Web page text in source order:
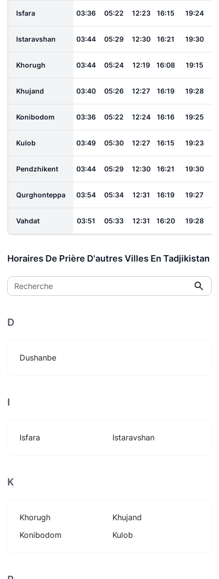
Isfara 03:36 05:22 12:23 16:15 19:24
Istaravshan 03:44 05:29 12:30 16:21 19:30
Khorugh 03:44 05:24 12:19 16:08 19:15
Khujand 03:40 05:26 12:27 16:19 19:28
Konibodom 03:36 05:22 12:24 16:16 19:25
Kulob 03:49 05:30 12:27 16:15 19:23
Pendzhikent 03:44 05:29 12:30 16:21 19:30
Qurghonteppa 03:54 05:34 12:31 16:19 19:27
Vahdat 03:51 05:33 12:31 16:20 19:28
Horaires De Prière D'autres Villes En Tadjikistan
Recherche
D
Dushanbe
I
Isfara Istaravshan
K
Khorugh
Khujand
Konibodom
Kulob